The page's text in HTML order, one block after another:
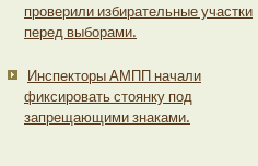
проверили избирательные участки
перед выборами.
Инспекторы АМПП начали
фиксировать стоянку под
запрещающими знаками.